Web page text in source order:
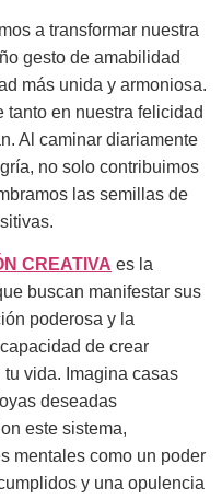
a transformar nuestra
gesto de amabilidad
más unida y armoniosa.
tanto en nuestra felicidad
Al caminar diariamente
no solo contribuimos
las semillas de
CREATIVA es la
buscan manifestar sus
poderosa y la
de crear
vida. Imagina casas
deseadas
este sistema,
mentales como un poder
y una opulencia